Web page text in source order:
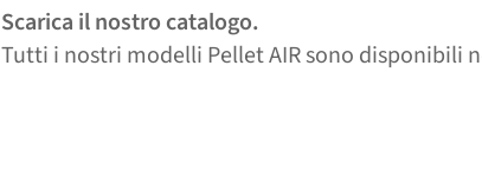
Scarica il nostro catalogo.
Tutti i nostri modelli Pellet AIR sono disponibili